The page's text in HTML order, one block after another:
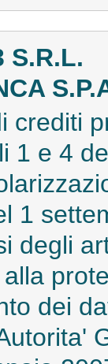
S.R.L.
crediti
1 e 4
1
degli
dei